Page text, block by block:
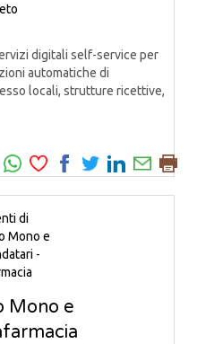
digitali self-service per
automatiche di
locali, strutture ricettive,
Mono e